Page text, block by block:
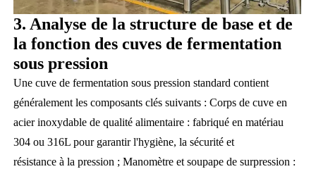
3. Analyse de la structure de base et de
la fonction des cuves de fermentation
sous pression
Une cuve de fermentation sous pression standard contient
généralement les composants clés suivants : Corps de cuve en
acier inoxydable de qualité alimentaire : fabriqué en matériau
304 ou 316L pour garantir l'hygiène, la sécurité et
résistance à la pression ; Manomètre et soupape de surpression :